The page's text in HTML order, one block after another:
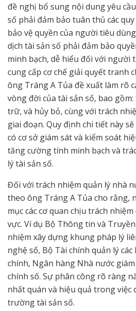
đề nghị bổ sung nội dung yêu
số phải đảm bảo tuân thủ các
bảo vệ quyền của người tiêu
dịch tài sản số phải đảm bảo
minh bạch, dễ hiểu đối với người
cung cấp cơ chế giải quyết tranh
ông Tráng A Tủa đề xuất làm rõ
vòng đời của tài sản số, bao
trữ, và hủy bỏ, cùng với trách
giai đoạn. Quy định chi tiết này
có cơ sở giám sát và kiểm soát
tăng cường tính minh bạch và
lý tài sản số.
Đối với trách nhiệm quản lý nhà
theo ông Tráng A Tủa cho rằng,
mục các cơ quan chịu trách
vực. Ví dụ Bộ Thông tin và
nhiệm xây dựng khung pháp lý
nghệ số, Bộ Tài chính quản lý
chính, Ngân hàng Nhà nước
chính số. Sự phân công rõ ràng
nhất quán và hiệu quả trong việc
trường tài sản số.